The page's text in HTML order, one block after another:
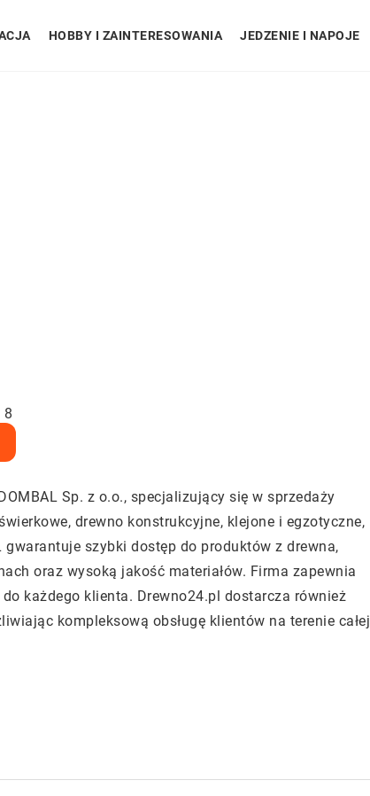
HOBBY I ZAINTERESOWANIA JEDZENIE I NAPOJE
8
Sp. z o.o., specjalizujący się w sprzedaży
drewno konstrukcyjne, klejone i egzotyczne,
szybki dostęp do produktów z drewna,
oraz wysoką jakość materiałów. Firma zapewnia
każdego klienta. Drewno24.pl dostarcza również
kompleksową obsługę klientów na terenie całej